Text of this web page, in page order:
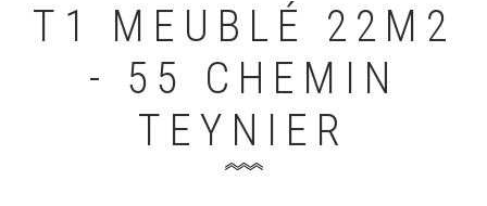
T1 MEUBLÉ 22M2
- 55 CHEMIN
TEYNIER